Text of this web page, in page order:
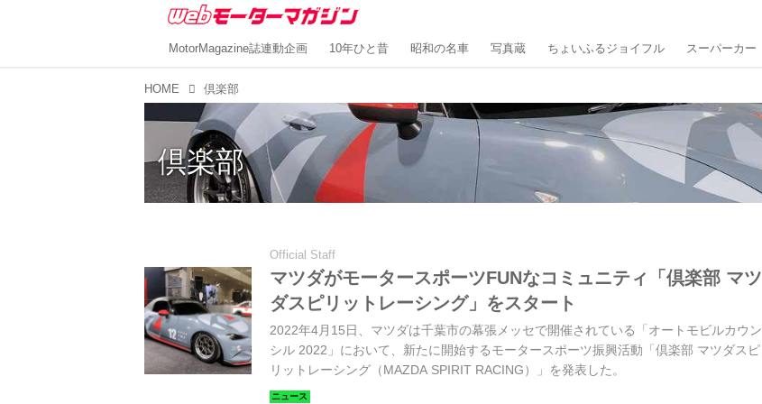
MotorMagazine誌連動企画 10年ひと昔 昭和の名車 写真蔵 ちょいふるジョイフル スーパーカー
HOME 倶楽部
倶楽部
Official Staff
マツダがモータースポーツFUNなコミュニティ「倶楽部 マツ
ダスピリットレーシング」をスタート
2022年4月15日、マツダは千葉市の幕張メッセで開催されている「オートモビルカウン
シル 2022」において、新たに開始するモータースポーツ振興活動「倶楽部 マツダスピ
リットレーシング（MAZDA SPIRIT RACING）」を発表した。